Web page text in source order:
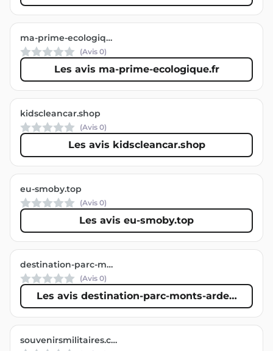
ma-prime-ecologique.fr
(Avis 0)
Les avis ma-prime-ecologique.fr
kidscleancar.shop
(Avis 0)
Les avis kidscleancar.shop
eu-smoby.top
(Avis 0)
Les avis eu-smoby.top
destination-parc-monts-ardeche.fr
(Avis 0)
Les avis destination-parc-monts-ardeche.fr
souvenirsmilitaires.com